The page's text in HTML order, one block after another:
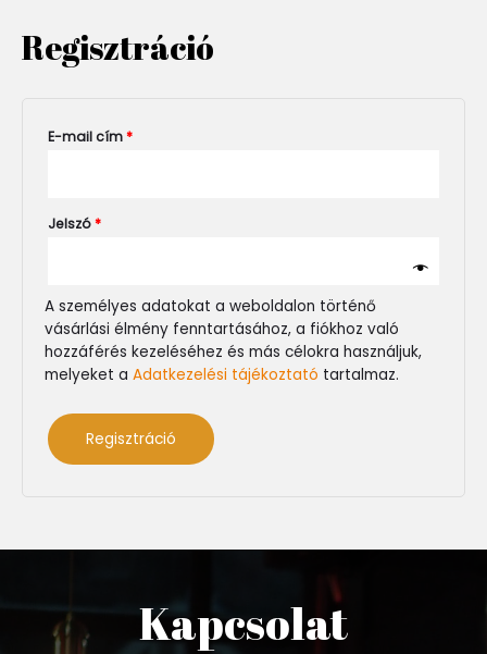
Regisztráció
E-mail cím*
Jelszó*
A személyes adatokat a weboldalon történő
vásárlási élmény fenntartásához, a fiókhoz való
hozzáférés kezeléséhez és más célokra használjuk,
melyeket a Adatkezelési tájékoztató tartalmaz.
Regisztráció
Kapcsolat